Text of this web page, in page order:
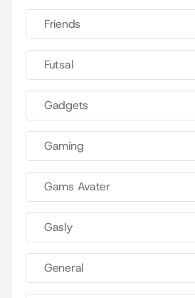
Friends
Futsal
Gadgets
Gaming
Gams Avater
Gasly
General